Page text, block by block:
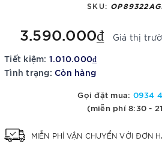
SKU:
3.590.000₫ Giá thị
Tiết kiệm: 1.010.000₫
Tình trạng: Còn hàng
Gọi đặt mua: 0934
(miễn phí 8:30 -
MIỄN PHÍ VẬN CHUYỂN VỚI ĐƠN